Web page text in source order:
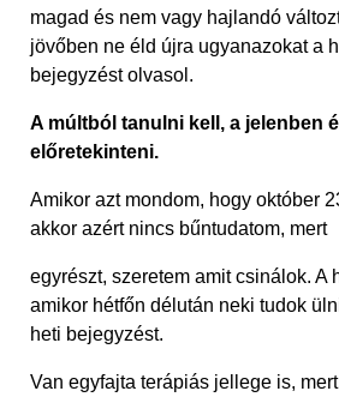
magad és nem vagy hajlandó
jövőben ne éld újra ugyanazokat a
bejegyzést olvasol.
A múltból tanulni kell, a jelenben
előretekinteni.
Amikor azt mondom, hogy október
akkor azért nincs bűntudatom, mert
egyrészt, szeretem amit csinálok. A
amikor hétfőn délután neki tudok
heti bejegyzést.
Van egyfajta terápiás jellege is,